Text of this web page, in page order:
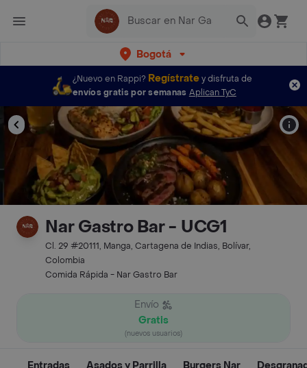
Bogotá
¿Nuevo en Rappi? Regístratey disfruta de
envíos gratis por semanas Aplican TyC
Nar Gastro Bar - UCG1
Cl. 29 #20111, Manga, Cartagena de Indias, Bolívar,
Colombia
Comida Rápida - Nar Gastro Bar
Envío
Gratis
(nuevos usuarios)